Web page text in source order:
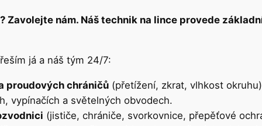
Zavolejte nám. Náš technik na lince provede
já a náš tým 24/7:
proudových chráničů (přetížení, zkrat, vlhkost
vypínačích a světelných obvodech.
(jističe, chrániče, svorkovnice, přepěťové